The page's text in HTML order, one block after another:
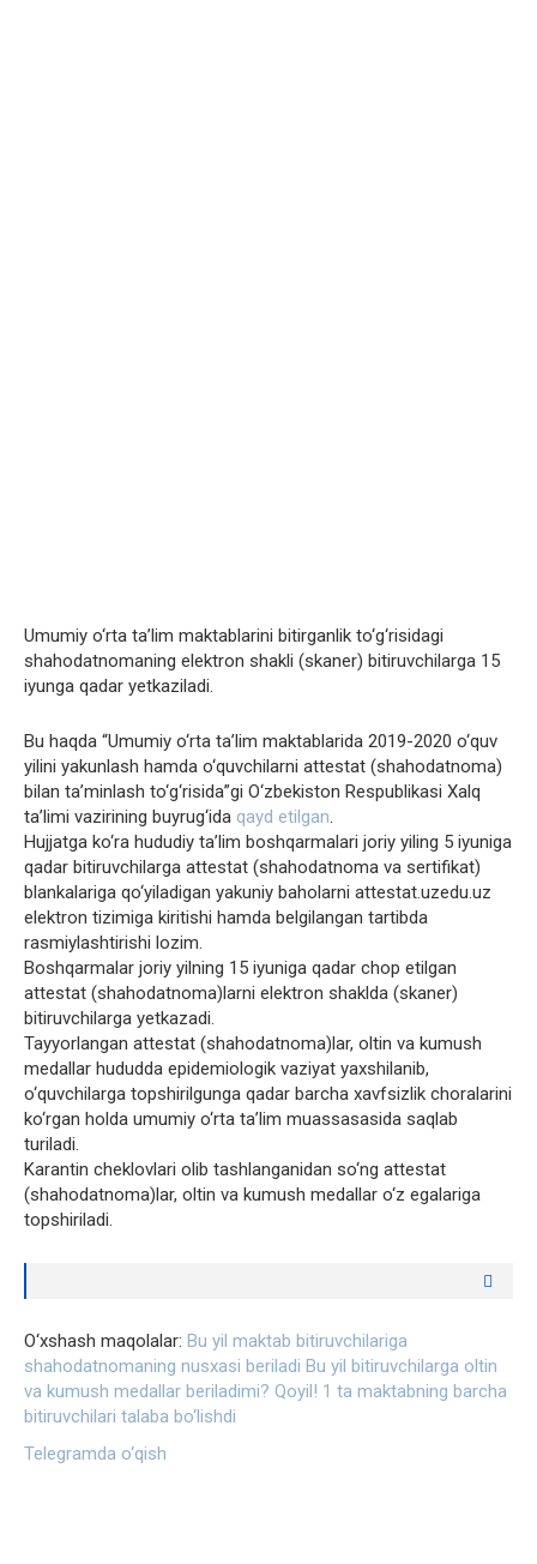
Umumiy o‘rta ta’lim maktablarini bitirganlik to‘g‘risidagi
shahodatnomaning elektron shakli (skaner) bitiruvchilarga 15
iyunga qadar yetkaziladi.
Bu haqda “Umumiy o‘rta ta’lim maktablarida 2019-2020 o‘quv
yilini yakunlash hamda o‘quvchilarni attestat (shahodatnoma)
bilan ta’minlash to‘g‘risida”gi O‘zbekiston Respublikasi Xalq
ta’limi vazirining buyrug‘ida qayd etilgan
Hujjatga ko‘ra hududiy ta’lim boshqarmalari joriy yiling 5 iyuniga
qadar bitiruvchilarga attestat (shahodatnoma va sertifikat)
blankalariga qo‘yiladigan yakuniy baholarni attestat.uzedu.uz
elektron tizimiga kiritishi hamda belgilangan tartibda
rasmiylashtirishi lozim.
Boshqarmalar joriy yilning 15 iyuniga qadar chop etilgan
attestat (shahodatnoma)larni elektron shaklda (skaner)
bitiruvchilarga yetkazadi.
Tayyorlangan attestat (shahodatnoma)lar, oltin va kumush
medallar hududda epidemiologik vaziyat yaxshilanib,
o‘quvchilarga topshirilgunga qadar barcha xavfsizlik choralarini
ko‘rgan holda umumiy o‘rta ta’lim muassasasida saqlab
turiladi.
Karantin cheklovlari olib tashlanganidan so‘ng attestat
(shahodatnoma)lar, oltin va kumush medallar o‘z egalariga
topshiriladi.
O‘xshash maqolalar: Bu yil maktab bitiruvchilariga
shahodatnomaning nusxasi beriladi Bu yil bitiruvchilarga oltin
va kumush medallar beriladimi? Qoyil! 1 ta maktabning barcha
bitiruvchilari talaba bo‘lishdi
Telegramda o‘qish